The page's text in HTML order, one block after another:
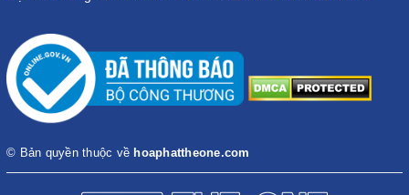
© Bản quyền thuộc về hoaphattheone.com